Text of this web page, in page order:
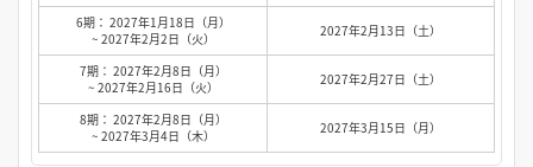
6期： 2027年1月18日（月）
~ 2027年2月2日（火）
2027年2月13日（土）
7期： 2027年2月8日（月）
~ 2027年2月16日（火）
2027年2月27日（土）
8期： 2027年2月8日（月）
~ 2027年3月4日（木）
2027年3月15日（月）